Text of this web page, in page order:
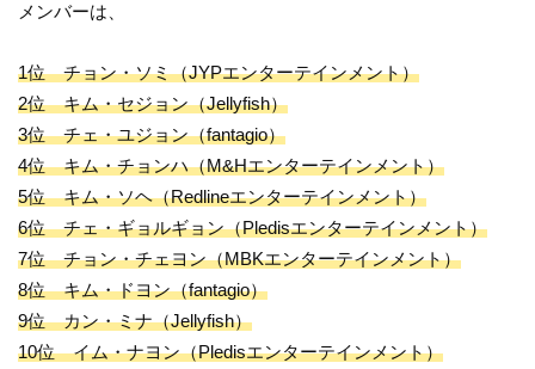
メンバーは、
1位 チョン・ソミ（JYPエンターテインメント）
2位 キム・セジョン（Jellyfish）
3位 チェ・ユジョン（fantagio）
4位 キム・チョンハ（M&Hエンターテインメント）
5位 キム・ソヘ（Redlineエンターテインメント）
6位 チェ・ギョルギョン（Pledisエンターテインメント）
7位 チョン・チェヨン（MBKエンターテインメント）
8位 キム・ドヨン（fantagio）
9位 カン・ミナ（Jellyfish）
10位 イム・ナヨン（Pledisエンターテインメント）